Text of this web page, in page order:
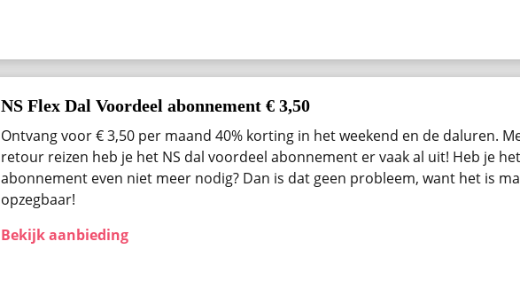
NS Flex Dal Voordeel abonnement € 3,50
Ontvang voor € 3,50 per maand 40% korting in het weekend en de daluren.
retour reizen heb je het NS dal voordeel abonnement er vaak al uit! Heb je het
abonnement even niet meer nodig? Dan is dat geen probleem, want het is
opzegbaar!
Bekijk aanbieding